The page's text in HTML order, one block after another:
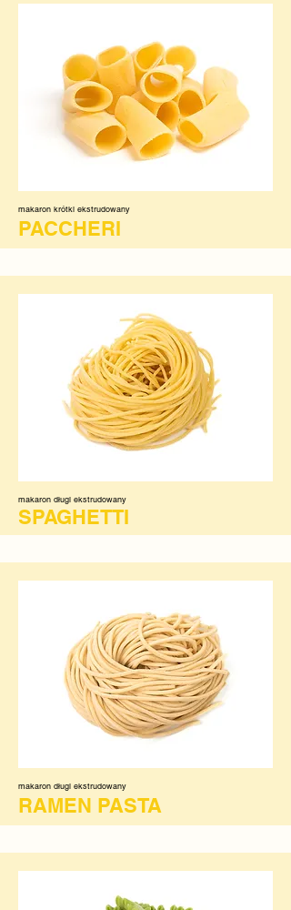
makaron krótki ekstrudowany
PACCHERI
makaron długi ekstrudowany
SPAGHETTI
makaron długi ekstrudowany
RAMEN PASTA